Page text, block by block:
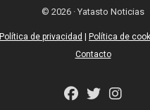
© 2026 · Yatasto Noticias
Política de privacidad Política de
Contacto
fab
fab